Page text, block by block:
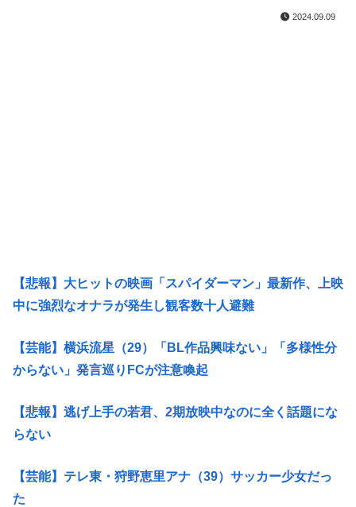
2024.09.09
【悲報】大ヒットの映画「スパイダーマン」最新作、上映
中に強烈なオナラが発生し観客数十人避難
【芸能】横浜流星（29）「BL作品興味ない」「多様性分
からない」発言巡りFCが注意喚起
【悲報】逃げ上手の若君、2期放映中なのに全く話題にな
らない
【芸能】テレ東・狩野恵里アナ（39）サッカー少女だっ
た